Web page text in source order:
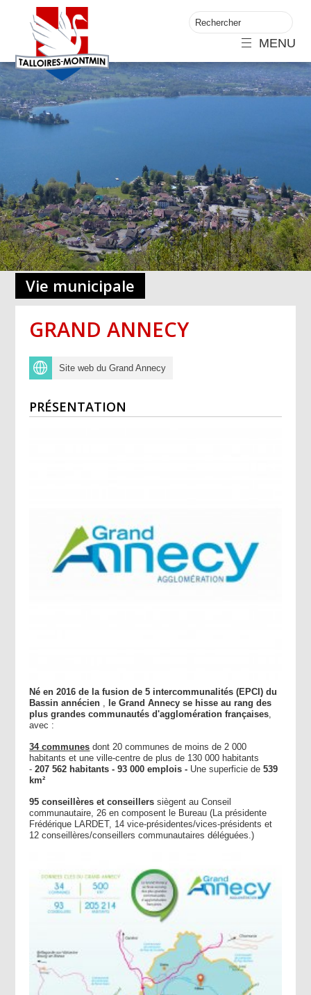
MENU
Vie municipale
GRAND ANNECY
Site web du Grand Annecy
PRÉSENTATION
Né en 2016 de la fusion de 5 intercommunalités (EPCI) du
Bassin annécien , le Grand Annecy se hisse au rang des
plus grandes communautés d'agglomération françaises,
avec :
34 communes dont 20 communes de moins de 2 000
habitants et une ville-centre de plus de 130 000 habitants
-207 562 habitants -93 000 emplois - Une superficie de539
km²
95 conseillères et conseillers siègent au Conseil
communautaire, 26 en composent le Bureau (La présidente
Frédérique LARDET, 14 vice-présidentes/vices-présidents et
12 conseillères/conseillers communautaires déléguées.)